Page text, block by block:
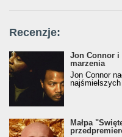
Recenzje:
Jon Connor i
marzenia
Jon Connor
Małpa